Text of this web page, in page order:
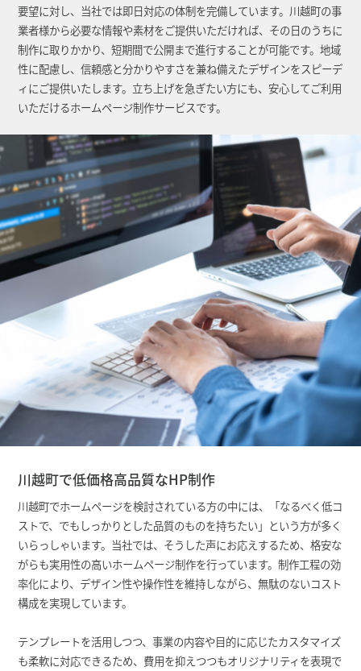
要望に対し、当社では即日対応の体制を完備しています。川越町の事
業者様から必要な情報や素材をご提供いただければ、その日のうちに
制作に取りかかり、短期間で公開まで進行することが可能です。地域
性に配慮し、信頼感と分かりやすさを兼ね備えたデザインをスピーデ
ィにご提供いたします。立ち上げを急ぎたい方にも、安心してご利用
いただけるホームページ制作サービスです。
川越町で低価格高品質なHP制作
川越町でホームページを検討されている方の中には、「なるべく低コ
ストで、でもしっかりとした品質のものを持ちたい」という方が多く
いらっしゃいます。当社では、そうした声にお応えするため、格安な
がらも実用性の高いホームページ制作を行っています。制作工程の効
率化により、デザイン性や操作性を維持しながら、無駄のないコスト
構成を実現しています。
テンプレートを活用しつつ、事業の内容や目的に応じたカスタマイズ
も柔軟に対応できるため、費用を抑えつつもオリジナリティを表現で